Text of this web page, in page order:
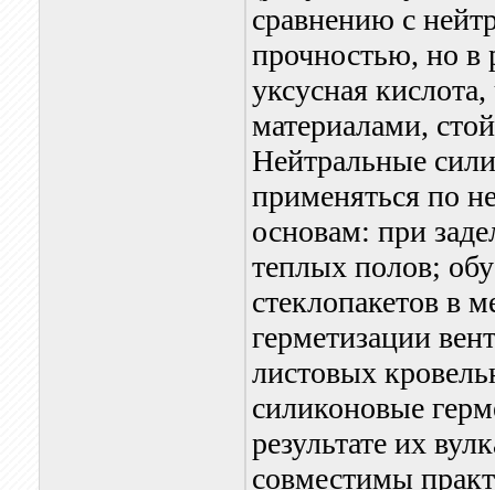
сравнению с
прочностью, но в
уксусная
материалами,
Нейтральные
применяться по
основам: при
теплых полов;
стеклопакетов в
герметизации
листовых
силиконовые
результате их
совместимы